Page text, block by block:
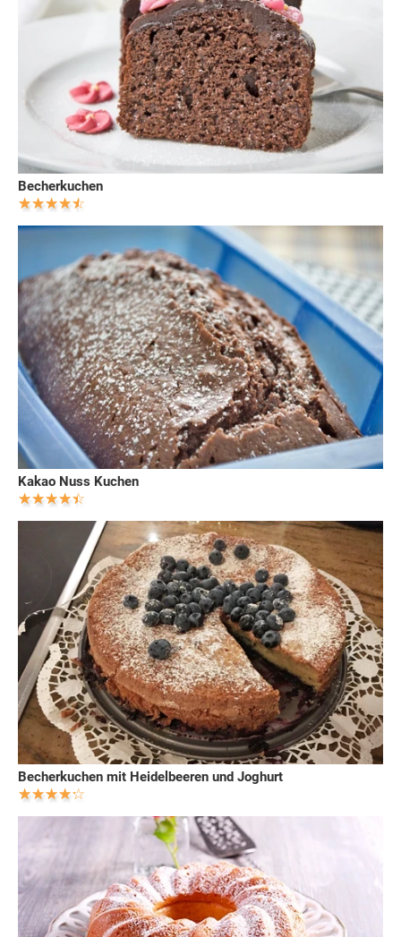
Becherkuchen
Kakao Nuss Kuchen
Becherkuchen mit Heidelbeeren und Joghurt